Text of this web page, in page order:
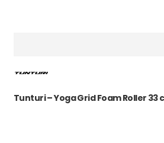
Tunturi – Yoga Grid Foam Roller 33